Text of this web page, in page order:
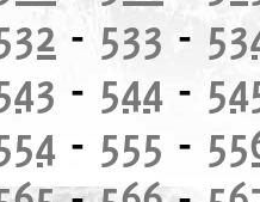
- 533 -
- 544 -
- 555 -